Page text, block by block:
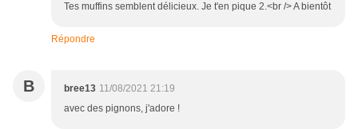
Tes muffins semblent délicieux. Je t'en pique 2.<br /> A bientôt
Répondre
B bree13 11/08/2021 21:19
avec des pignons, j'adore !